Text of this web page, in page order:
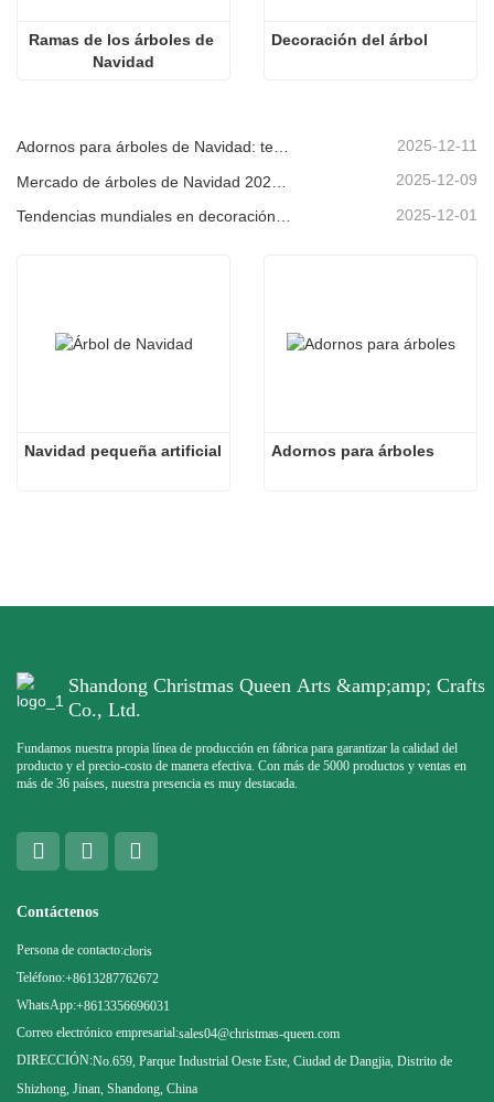
Ramas de los árboles de
Navidad
Decoración del árbol
Adornos para árboles de Navidad: tendencias del mercado, información sobre la cadena de suministro y guía de adquisiciones 2025 2025-12-11
2025-12-09
2025-12-01
Navidad pequeña artificial Adornos para árboles
Shandong Christmas Queen Arts &amp;amp; Crafts
Co., Ltd.
Fundamos nuestra propia línea de producción en fábrica para garantizar la calidad del
producto y el precio-costo de manera efectiva. Con más de 5000 productos y ventas en
más de 36 países, nuestra presencia es muy destacada.
Contáctenos
Persona de contacto:cloris
Teléfono:+8613287762672
WhatsApp:+8613356696031
Correo electrónico empresarial:sales04@christmas-queen.com
DIRECCIÓN:No.659, Parque Industrial Oeste Este, Ciudad de Dangjia, Distrito de
Shizhong, Jinan, Shandong, China